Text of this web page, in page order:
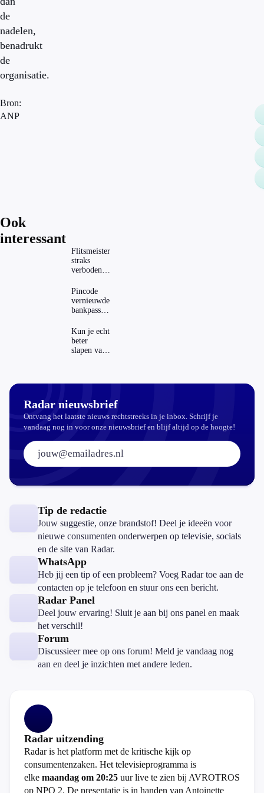
de
nadelen,
benadrukt
de
organisatie.
Bron:
ANP
Ook
interessant
Flitsmeister
straks
verboden?
regels in
Nederland
en het
buitenland
Pincode
vernieuwde
bankpassen
ING-app:
is dat wel
veilig?
Kun je echt
beter
slapen van
Radar nieuwsbrief
Ontvang het laatste nieuws rechtstreeks in je inbox. Schrijf je
vandaag nog in voor onze nieuwsbrief en blijf altijd op de hoogte!
E-mailadres:
Tip de redactie
Jouw suggestie, onze brandstof! Deel je ideeën voor
nieuwe consumenten onderwerpen op televisie, socials
en de site van Radar.
WhatsApp
Heb jij een tip of een probleem? Voeg Radar toe aan de
contacten op je telefoon en stuur ons een bericht.
Radar Panel
Deel jouw ervaring! Sluit je aan bij ons panel en maak
het verschil!
Forum
Discussieer mee op ons forum! Meld je vandaag nog
aan en deel je inzichten met andere leden.
Radar uitzending
Radar is het platform met de kritische kijk op
consumentenzaken. Het televisieprogramma is
elke maandag om 20:25 uur live te zien bij AVROTROS
op NPO 2. De presentatie is in handen van Antoinette